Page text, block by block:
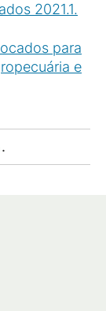
2021.1.
para
e
.